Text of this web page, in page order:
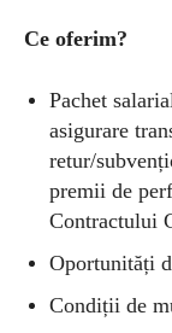
Ce oferim?
Pachet
asigurare
retur/
premii de
Contractului
Oportunități
Condiții de